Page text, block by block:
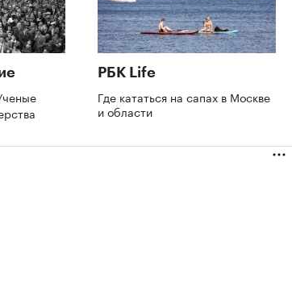
РБК Life
Где кататься на сапах в Москве
и области